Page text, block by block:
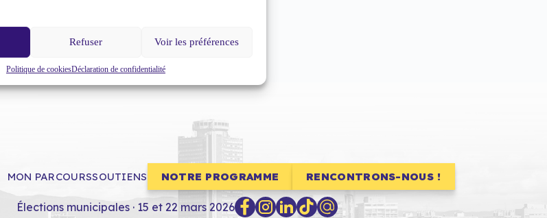
Refuser Voir les préférences
Politique de cookiesDéclaration de confidentialité
MON PARCOURSSOUTIENS NOTRE PROGRAMME RENCONTRONS-NOUS !
Élections municipales · 15 et 22 mars 2026